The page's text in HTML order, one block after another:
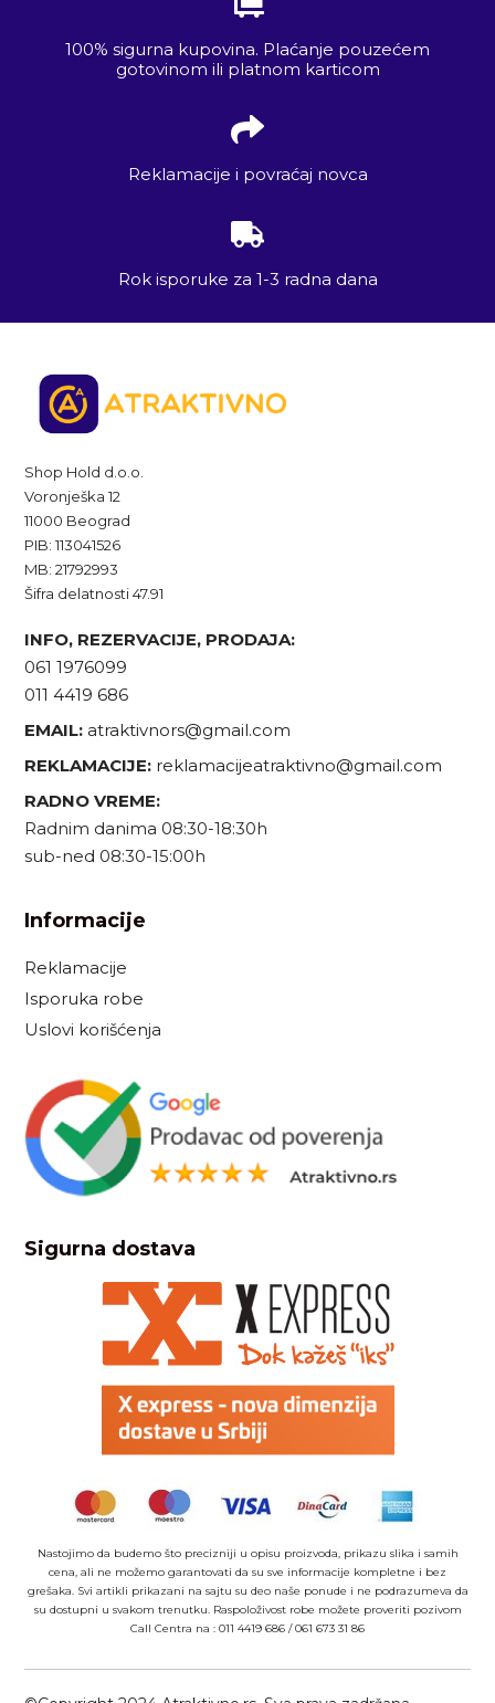
100% sigurna kupovina. Plaćanje pouzećem
gotovinom ili platnom karticom
Reklamacije i povraćaj novca
Rok isporuke za 1-3 radna dana
Shop Hold d.o.o.
Voronješka 12
11000 Beograd
PIB: 113041526
MB: 21792993
Šifra delatnosti 47.91
INFO, REZERVACIJE, PRODAJA:
061 1976099
011 4419 686
EMAIL: atraktivnors@gmail.com
REKLAMACIJE: reklamacijeatraktivno@gmail.com
RADNO VREME:
Radnim danima 08:30-18:30h
sub-ned 08:30-15:00h
Informacije
Reklamacije
Isporuka robe
Uslovi korišćenja
Sigurna dostava
Nastojimo da budemo što precizniji u opisu proizvoda, prikazu slika i samih
cena, ali ne možemo garantovati da su sve informacije kompletne i bez
grešaka. Svi artikli prikazani na sajtu su deo naše ponude i ne podrazumeva da
su dostupni u svakom trenutku. Raspoloživost robe možete proveriti pozivom
Call Centra na : 011 4419 686 /061 673 31 86